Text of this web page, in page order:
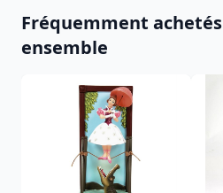
Fréquemment achetés
ensemble